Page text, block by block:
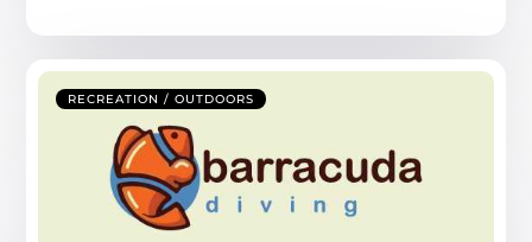
RECREATION / OUTDOORS